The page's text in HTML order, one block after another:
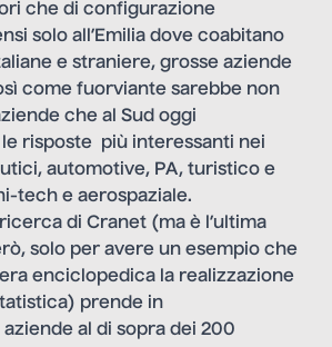
che di configurazione
solo all’Emilia dove coabitano
e straniere, grosse aziende
come fuorviante sarebbe non
che al Sud oggi
risposte più interessanti nei
automotive, PA, turistico e
tech e aerospaziale.
di Cranet (ma è l’ultima
solo per avere un esempio che
enciclopedica la realizzazione
prende in
al di sopra dei 200